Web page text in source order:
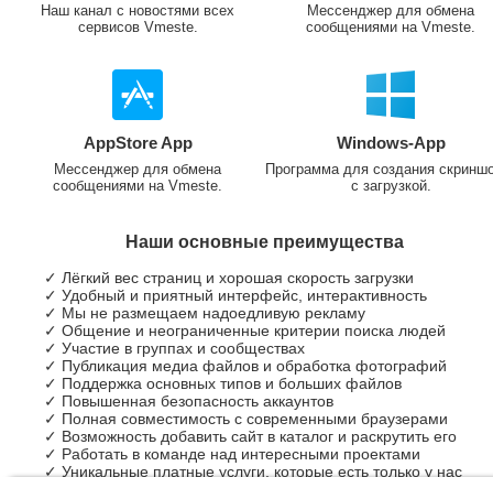
Наш канал с новостями всех
сервисов Vmeste.
Мессенджер для обмена
сообщениями на Vmeste.
AppStore App
Мессенджер для обмена
сообщениями на Vmeste.
Windows-App
Программа для создания
с загрузкой.
Наши основные преимущества
✓ Лёгкий вес страниц и хорошая скорость загрузки
✓ Удобный и приятный интерфейс, интерактивность
✓ Мы не размещаем надоедливую рекламу
✓ Общение и неограниченные критерии поиска людей
✓ Участие в группах и сообществах
✓ Публикация медиа файлов и обработка фотографий
✓ Поддержка основных типов и больших файлов
✓ Повышенная безопасность аккаунтов
✓ Полная совместимость с современными браузерами
✓ Возможность добавить сайт в каталог и раскрутить его
✓ Работать в команде над интересными проектами
✓ Уникальные платные услуги, которые есть только у нас